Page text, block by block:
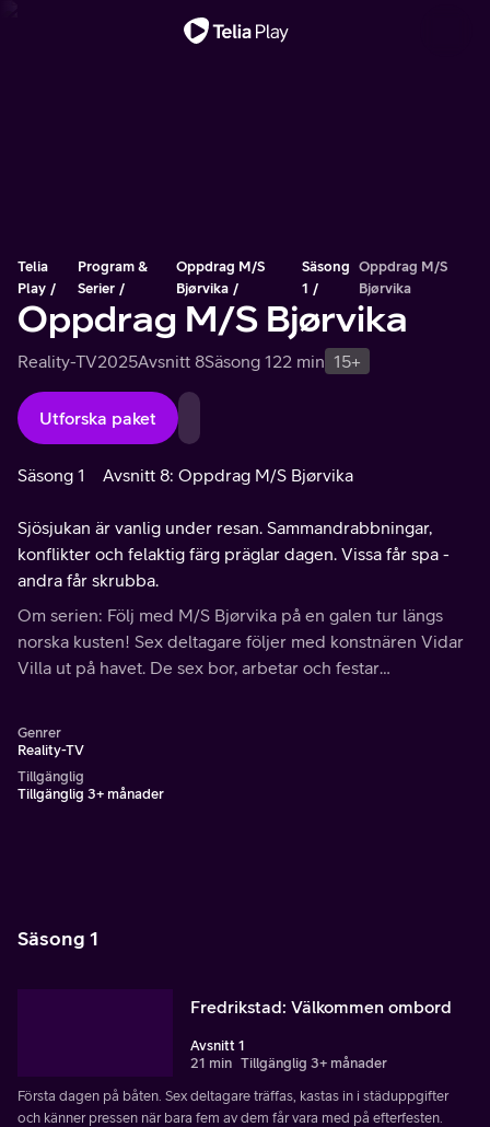
Telia
Play
Program &
Serier
Oppdrag M/S
Bjørvika
Säsong
1
Oppdrag M/S
Bjørvika
Oppdrag M/S Bjørvika
Reality-TV2025Avsnitt 8Säsong 122 min 15+
Utforska paket
Säsong 1 Avsnitt 8: Oppdrag M/S Bjørvika
Sjösjukan är vanlig under resan. Sammandrabbningar,
konflikter och felaktig färg präglar dagen. Vissa får spa -
andra får skrubba.
Om serien: Följ med M/S Bjørvika på en galen tur längs
norska kusten! Sex deltagare följer med konstnären Vidar
Villa ut på havet. De sex bor, arbetar och festar
Genrer
Reality-TV
Tillgänglig
Tillgänglig 3+ månader
Säsong 1
Fredrikstad: Välkommen ombord
Avsnitt 1
21 min Tillgänglig 3+ månader
Första dagen på båten. Sex deltagare träffas, kastas in i städuppgifter
och känner pressen när bara fem av dem får vara med på efterfesten.